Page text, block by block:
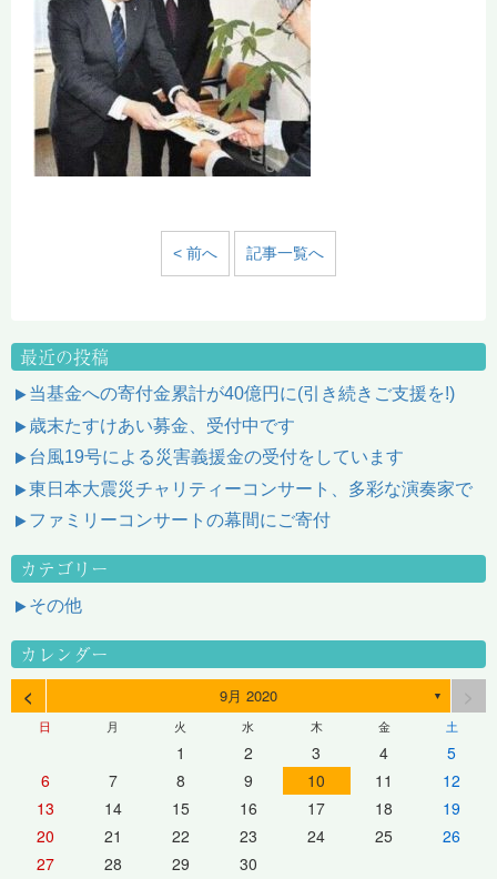
< 前へ 記事一覧へ
最近の投稿
当基金への寄付金累計が40億円に(引き続きご支援を!)
歳末たすけあい募金、受付中です
台風19号による災害義援金の受付をしています
東日本大震災チャリティーコンサート、多彩な演奏家で
ファミリーコンサートの幕間にご寄付
カテゴリー
その他
カレンダー
< 9月 2020 ▼
日 月 火 水 木 金 土
1 2 3 4
5
6
7 8 9 10 11
12
13
14 15 16 17 18
19
20
21 22 23 24 25
26
27
28 29 30